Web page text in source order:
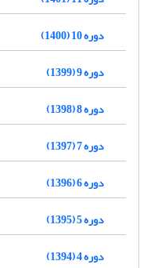
دوره 10 (1400)
دوره 9 (1399)
دوره 8 (1398)
دوره 7 (1397)
دوره 6 (1396)
دوره 5 (1395)
دوره 4 (1394)